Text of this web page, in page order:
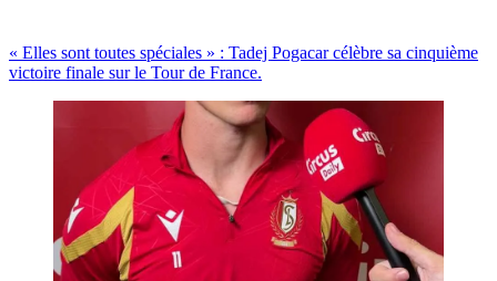
« Elles sont toutes spéciales » : Tadej Pogacar célèbre sa cinquième
victoire finale sur le Tour de France.